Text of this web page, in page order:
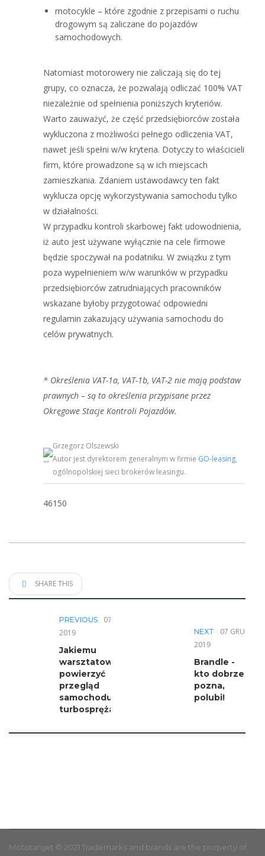
motocykle – które zgodnie z przepisami o ruchu
drogowym są zaliczane do pojazdów
samochodowych.
Natomiast motorowery nie zaliczają się do tej
grupy, co oznacza, że pozwalają odliczać 100% VAT
niezależnie od spełnienia poniższych kryteriów.
Warto zauważyć, że część przedsiębiorców została
wykluczona z możliwości pełnego odliczenia VAT,
nawet jeśli spełni w/w kryteria. Dotyczy to właścicieli
firm, które prowadzone są w ich miejscach
zamieszkania. Zdaniem ustawodawcy ten fakt
wyklucza opcję wykorzystywania samochodu tylko
w działalności.
W przypadku kontroli skarbowej fakt udowodnienia,
iż auto jest używane wyłącznie na cele firmowe
będzie spoczywał na podatniku. W związku z tym
poza wypełnieniem w/w warunków w przypadku
przedsiębiorców zatrudniających pracowników
wskazane byłoby przygotować odpowiedni
regulamin zakazujący używania samochodu do
celów prywatnych.
* Określenia VAT-1a, VAT-1b, VAT-2 nie mają podstaw
prawnych – są to określenia przypisane przez
Okręgowe Stacje Kontroli Pojazdów.
Grzegorz Olszewski
Autor jest dyrektorem generalnym w firmie GO-leasing,
ogólnopolskiej sieci brokerów leasingu.
46150
SHARE THIS
PREVIOUS
07 GRU
2019
Jakiemu
warsztatowi
powierzyć
przegląd
samochodu z
turbosprężarką?
NEXT
07 GRU
2019
Brandle -
kto dobrze
pozna,
polubi!
Mototarget © 2021 Trademarks and brands are the property of